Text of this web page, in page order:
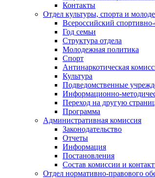
Контакты
Отдел культуры, спорта и
Всероссийский
Год семьи
Структура отдела
Молодежная политика
Спорт
Антинаркотическая
Культура
Подведомственные
Информационно-
Переход на другую
Программа
Административная комиссия
Законодательство
Отчеты
Информация
Постановления
Состав комиссии и
Отдел нормативно-правового